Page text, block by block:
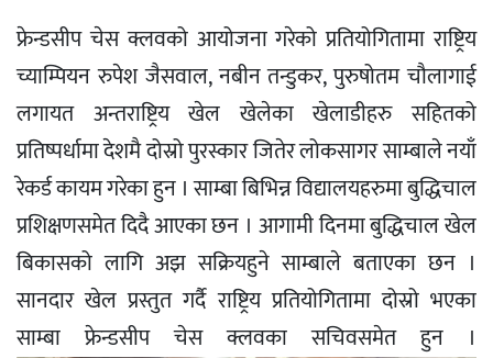
फ्रेन्डसीप चेस क्लवको आयोजना गरेको प्रतियोगितामा राष्ट्रिय
च्याम्पियन रुपेश जैसवाल, नबीन तन्डुकर, पुरुषोतम चौलागाई
लगायत अन्तराष्ट्रिय खेल खेलेका खेलाडीहरु सहितको
प्रतिष्पर्धामा देशमै दोस्रो पुरस्कार जितेर लोकसागर साम्बाले नयाँ
रेकर्ड कायम गरेका हुन । साम्बा बिभिन्न विद्यालयहरुमा बुद्धिचाल
प्रशिक्षणसमेत दिदै आएका छन । आगामी दिनमा बुद्धिचाल खेल
बिकासको लागि अझ सक्रियहुने साम्बाले बताएका छन ।
सानदार खेल प्रस्तुत गर्दै राष्ट्रिय प्रतियोगितामा दोस्रो भएका
साम्बा फ्रेन्डसीप चेस क्लवका सचिवसमेत हुन ।